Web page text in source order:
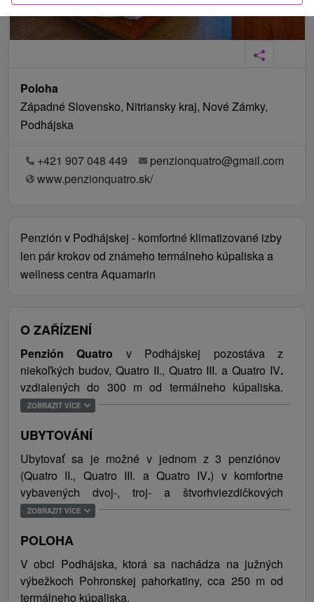
Poloha
Západné Slovensko, Nitriansky kraj, Nové Zámky,
Podhájska
+421 907 048 449
penzionquatro@gmail.com
www.penzionquatro.sk/
Penzión v Podhájskej - komfortné klimatizované izby
len pár krokov od známeho termálneho kúpaliska a
wellness centra Aquamarin
O ZAŘÍZENÍ
Penzión Quatro v Podhájskej pozostáva z
niekoľkých budov, Quatro II., Quatro III. a Quatro IV.
vzdialených do 300 m od termálneho kúpaliska.
Hneď v blízkosti (cca 200 m) sa nachádza Wellness
sedacím bazénom, vírivkou, Kleopatriným kúpeľom,
saunami, masážami a ďalšími procedúrami. Ubytovať
sa je možné v komfortne zariadených
klimatizovaných izbách so sociálnym zariadením.
Niektoré ubytovacie jednotky majú balkón a terasu a
niektoré sú vybavené aj kuchynkou, čo dozaista
privítajú rodiny s malými deťmi. Penzión ponúka aj
Samozrejmosťou je bezplatné WiFi pripojenie na
internet a parkovanie zabezpečené priamo pred
ZOBRAZIT VÍCE
UBYTOVÁNÍ
Ubytovať sa je možné v jednom z 3 penziónov
(Quatro II., Quatro III. a Quatro IV.) v komfortne
vybavených dvoj-, troj- a štvorhviezdičkových
klimatizovaných izbách. V každej izbe je k dispozícii
sedenie, sada na prípravu kávy a čaju, WiFi
pripojenie na internet a televízor.
ZOBRAZIT VÍCE
POLOHA
V obci Podhájska, ktorá sa nachádza na južných
výbežkoch Pohronskej pahorkatiny, cca 250 m od
termálneho kúpaliska.